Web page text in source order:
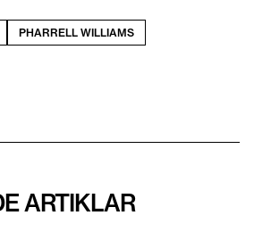
PHARRELL WILLIAMS
ARTIKLAR